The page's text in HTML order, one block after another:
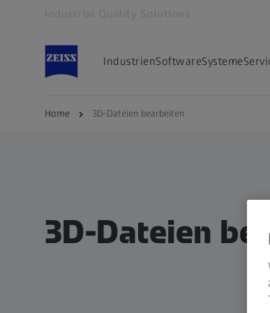
IndustrienSoftwareSysteme
Home 3D-Dateien bearbeiten
3D-Dateien